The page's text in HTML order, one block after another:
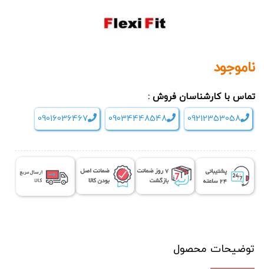
ناموجود
تماس با کارشناسان فروش :
09212353058
09034448548
09016036467
توضیحات محصول